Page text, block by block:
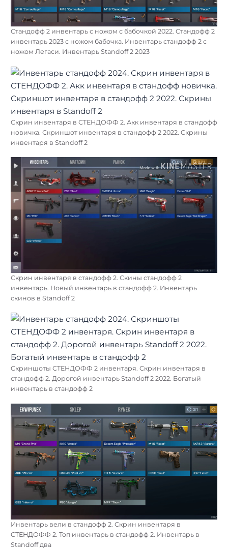
Стандофф 2 инвентарь с ножом с бабочкой 2022. Стандофф 2
инвентарь 2023 с ножом бабочка. Инвентарь стандофф 2 с
ножом Легаси. Инвентарь Standoff 2 2023
Скрин инвентаря в СТЕНДОФФ 2. Акк инвентаря в стандофф
новичка. Скриншот инвентаря в стандофф 2 2022. Скрины
инвентаря в Standoff 2
Скрин инвентаря в стандофф 2. Скины стандофф 2
инвентарь. Новый инвентарь в стандофф 2. Инвентарь
скинов в Standoff 2
Скриншоты СТЕНДОФФ 2 инвентаря. Скрин инвентаря в
стандофф 2. Дорогой инвентарь Standoff 2 2022. Богатый
инвентарь в стандофф 2
Инвентарь вели в стандофф 2. Скрин инвентаря в
СТЕНДОФФ 2. Топ инвентарь в стандофф 2. Инвентарь в
Standoff два